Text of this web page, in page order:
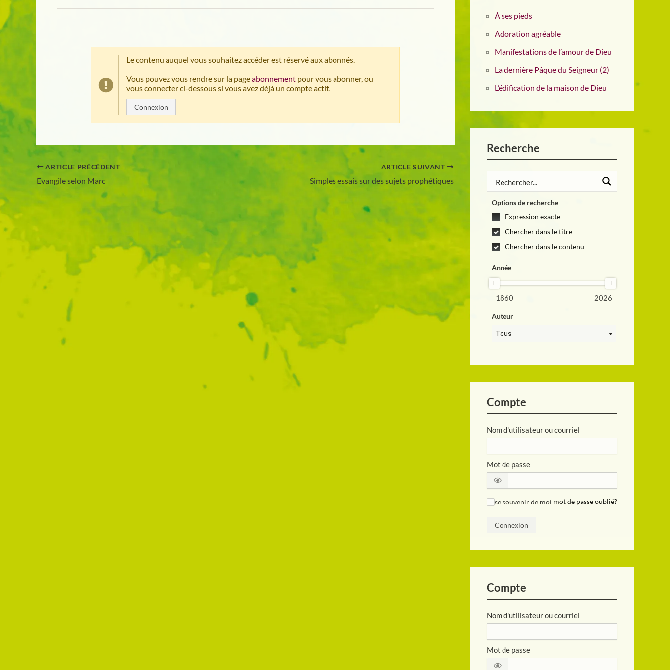
Le contenu auquel vous souhaitez accéder est réservé aux abonnés.
Vous pouvez vous rendre sur la pageabonnement pour vous abonner, ou
vous connecter ci-dessous si vous avez déjà un compte actif.
Connexion
ARTICLE PRÉCÉDENT
Evangile selon Marc
ARTICLE SUIVANT
Simples essais sur des sujets prophétiques
À ses pieds
Adoration agréable
Manifestations de l’amour de Dieu
La dernière Pâque du Seigneur (2)
L’édification de la maison de Dieu
Recherche
Options de recherche
Expression exacte
Chercher dans le titre
Chercher dans le contenu
Année
1860 2026
Auteur
Tous
Compte
Nom d'utilisateur ou courriel
Mot de passe
se souvenir de moi mot de passe oublié?
Connexion
Compte
Nom d'utilisateur ou courriel
Mot de passe